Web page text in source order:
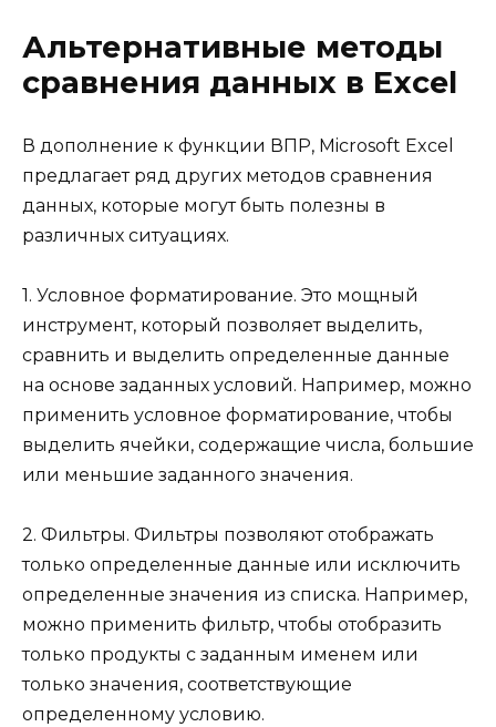
Альтернативные методы
сравнения данных в Excel
В дополнение к функции ВПР, Microsoft Excel
предлагает ряд других методов сравнения
данных, которые могут быть полезны в
различных ситуациях.
1. Условное форматирование. Это мощный
инструмент, который позволяет выделить,
сравнить и выделить определенные данные
на основе заданных условий. Например, можно
применить условное форматирование, чтобы
выделить ячейки, содержащие числа, большие
или меньшие заданного значения.
2. Фильтры. Фильтры позволяют отображать
только определенные данные или исключить
определенные значения из списка. Например,
можно применить фильтр, чтобы отобразить
только продукты с заданным именем или
только значения, соответствующие
определенному условию.